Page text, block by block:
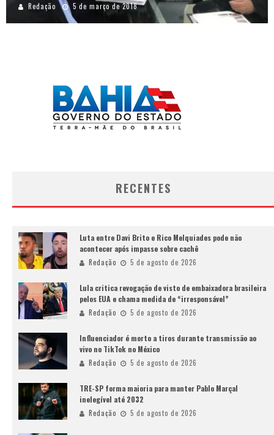
Redação 5 de março de 2018
RECENTES
Luta entre Davi Brito e Rico Melquiades pode não
acontecer após impasse sobre cachê
Redação 5 de agosto de 2026
Lula critica revogação de visto de embaixadora brasileira
pelos EUA e chama medida de “irresponsável”
Redação 5 de agosto de 2026
Influenciador é morto a tiros durante transmissão ao
vivo no TikTok no México
Redação 5 de agosto de 2026
TRE-SP forma maioria para manter Pablo Marçal
inelegível até 2032
Redação 5 de agosto de 2026